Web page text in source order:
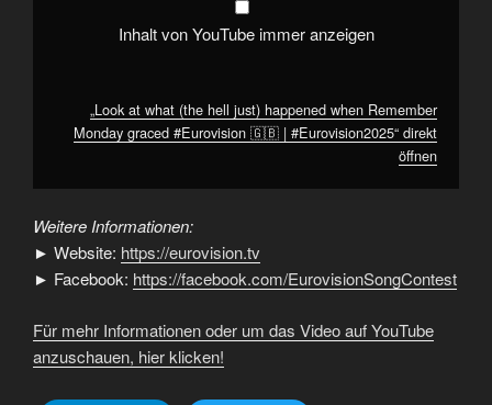
Inhalt von YouTube immer anzeigen
„Look at what (the hell just) happened when Remember
Monday graced #Eurovision 🇬🇧 | #Eurovision2025“ direkt
öffnen
Weitere Informationen:
► Website: https://eurovision.tv
► Facebook: https://facebook.com/EurovisionSongContest
Für mehr Informationen oder um das Video auf YouTube
anzuschauen, hier klicken!